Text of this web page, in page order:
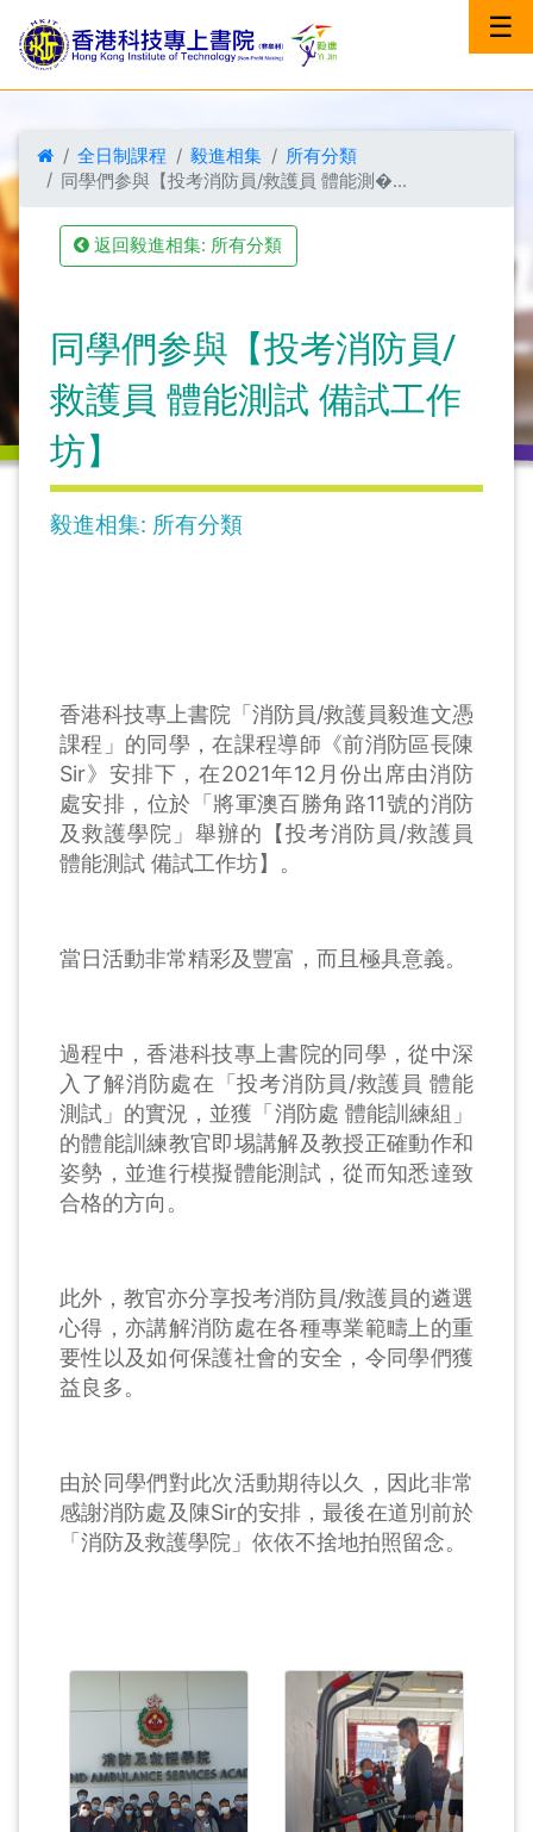
☰
全日制課程 毅進相集
所有分類
同學們参與【投考消防員/救護員 體能測�...
返回毅進相集: 所有分類
同學們参與【投考消防員/
救護員 體能測試 備試工作
坊】
毅進相集: 所有分類
香港科技專上書院「消防員/救護員毅進文憑
課程」的同學，在課程導師《前消防區長陳
Sir》安排下，在2021年12月份出席由消防
處安排，位於「將軍澳百勝角路11號的消防
及救護學院」舉辦的【投考消防員/救護員
體能測試 備試工作坊】。
當日活動非常精彩及豐富，而且極具意義。
過程中，香港科技專上書院的同學，從中深
入了解消防處在「投考消防員/救護員 體能
測試」的實況，並獲「消防處 體能訓練組」
的體能訓練教官即埸講解及教授正確動作和
姿勢，並進行模擬體能測試，從而知悉達致
合格的方向。
此外，教官亦分享投考消防員/救護員的遴選
心得，亦講解消防處在各種專業範疇上的重
要性以及如何保護社會的安全，令同學們獲
益良多。
由於同學們對此次活動期待以久，因此非常
感謝消防處及陳Sir的安排，最後在道別前於
「消防及救護學院」依依不捨地拍照留念。